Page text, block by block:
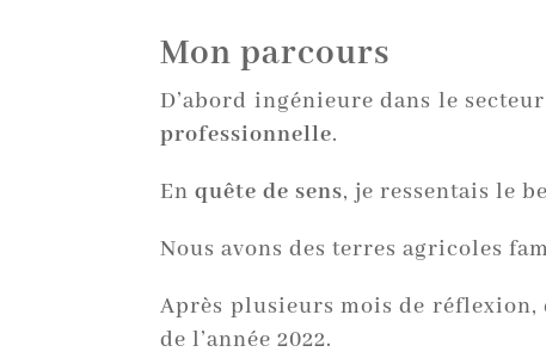
Mon parcours
D’abord ingénieure dans le
professionnelle.
Enquête de sens, je ressentais le
Nous avons des terres agricoles
Après plusieurs mois de réflexion,
de l’année 2022.